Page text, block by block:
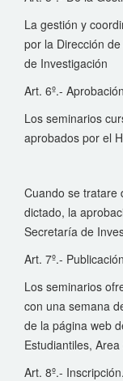
La gestión y
por la Dirección
de Investigación
Art. 6º.-
Los seminarios
aprobados por el
Cuando se tratare
dictado, la
Secretaría de
Art. 7º.-
Los seminarios
con una semana
de la página web
Estudiantiles,
Art. 8º.- Inscripción.